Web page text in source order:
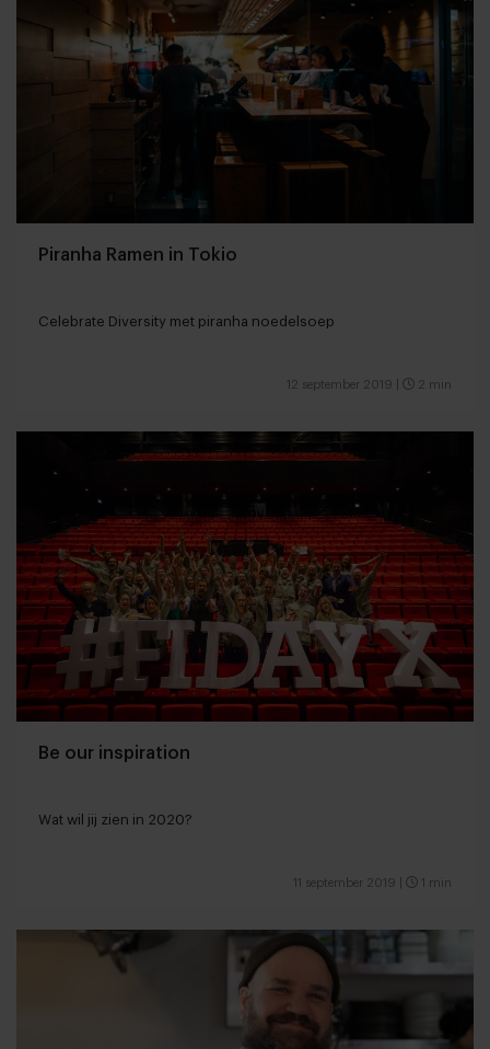
Piranha Ramen in Tokio
Celebrate Diversity met piranha noedelsoep
12 september 2019 2 min
Be our inspiration
Wat wil jij zien in 2020?
11 september 2019 1 min